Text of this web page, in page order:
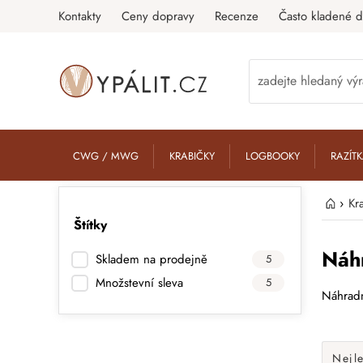
Kontakty Ceny dopravy Recenze Často kladené
CWG / MWG KRABIČKY LOGBOOKY
›
Štítky
Skladem na prodejně 5
Množstevní sleva 5